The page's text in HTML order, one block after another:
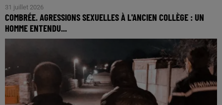
31 juillet 2026
COMBRÉE. AGRESSIONS SEXUELLES À L'ANCIEN COLLÈGE : UN
HOMME ENTENDU...